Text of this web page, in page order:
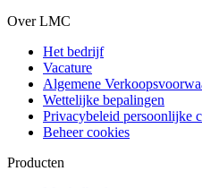
Over LMC
Het bedrijf
Vacature
Algemene
Wettelijke bepalingen
Privacybeleid persoonlijke
Beheer cookies
Producten